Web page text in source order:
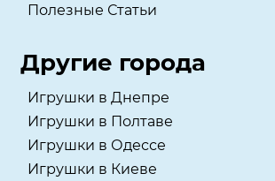
Полезные Статьи
Другие города
Игрушки в Днепре
Игрушки в Полтаве
Игрушки в Одессе
Игрушки в Киеве